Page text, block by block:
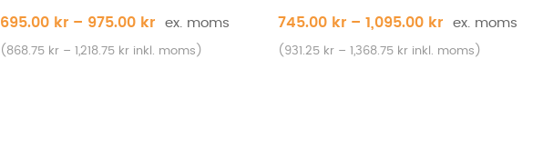
695.00 kr – 975.00 kr
( 868.75 kr – 1,218.75 krinkl. moms)
745.00 kr – 1,095.00 kr
( 931.25 kr – 1,368.75 kr inkl. moms)